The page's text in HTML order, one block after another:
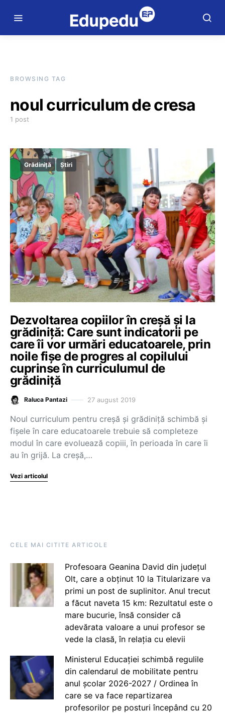
BROWSING TAG
noul curriculum de cresa
1 post
Grădiniță Știri
Dezvoltarea copiilor în creșă și la
grădiniță: Care sunt indicatorii pe
care îi vor urmări educatoarele, prin
noile fișe de progres al copilului
cuprinse în curriculumul de
grădiniță
Raluca Pantazi 27 august 2019
Noul curriculum pentru creșă și grădiniță schimbă și
fișele în care educatoarele trebuie să completeze
modul în care evoluează copiii, în perioada în care îi
au în grijă. La creșă,…
Vezi articolul
CELE MAI CITITE ARTICOLE
Profesoara Geanina David din județul
Olt, care a obținut 10 la Titularizare va
primi un post de suplinitor. Anul trecut
a făcut naveta 15 km: Rezultatul este o
mare bucurie, însă consider că
adevărata valoare a unui profesor se
vede la clasă, în relația cu elevii
Ministerul Educației schimbă regulile
din calendarul de mobilitate pentru
anul școlar 2026-2027 / Ordinea în
care se va face repartizarea
profesorilor pe posturi începând cu 20